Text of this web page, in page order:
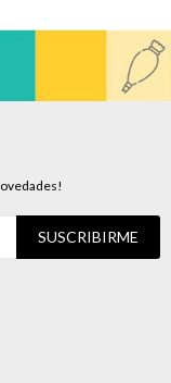
SUSCRIBIRME